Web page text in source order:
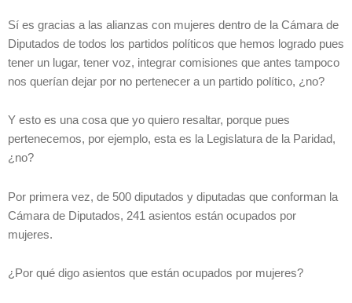
Sí es gracias a las alianzas con mujeres dentro de la Cámara de
Diputados de todos los partidos políticos que hemos logrado pues
tener un lugar, tener voz, integrar comisiones que antes tampoco
nos querían dejar por no pertenecer a un partido político, ¿no?
Y esto es una cosa que yo quiero resaltar, porque pues
pertenecemos, por ejemplo, esta es la Legislatura de la Paridad,
¿no?
Por primera vez, de 500 diputados y diputadas que conforman la
Cámara de Diputados, 241 asientos están ocupados por
mujeres.
¿Por qué digo asientos que están ocupados por mujeres?